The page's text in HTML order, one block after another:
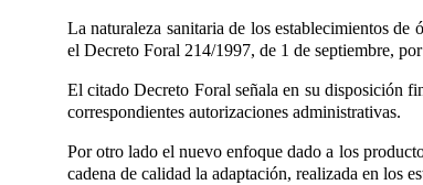
La naturaleza sanitaria de los establecimientos de
el Decreto Foral 214/1997, de 1 de septiembre,
El citado Decreto Foral señala en su disposición
correspondientes autorizaciones administrativas.
Por otro lado el nuevo enfoque dado a los
cadena de calidad la adaptación, realizada en los